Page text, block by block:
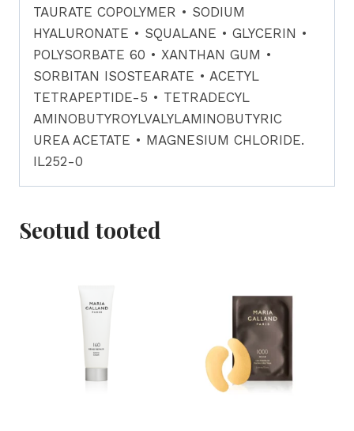
TAURATE COPOLYMER • SODIUM
HYALURONATE • SQUALANE • GLYCERIN •
POLYSORBATE 60 • XANTHAN GUM •
SORBITAN ISOSTEARATE • ACETYL
TETRAPEPTIDE-5 • TETRADECYL
AMINOBUTYROYLVALYLAMINOBUTYRIC
UREA ACETATE • MAGNESIUM CHLORIDE.
IL252-0
Seotud tooted